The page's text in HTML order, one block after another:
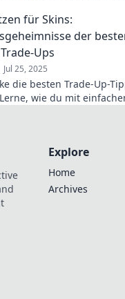
Gewinne maximieren!
für Skins:
der
Ups
Jul 25, 2025
die besten Trade-Up-
Lerne, wie du mit
Explore
Home
Archives